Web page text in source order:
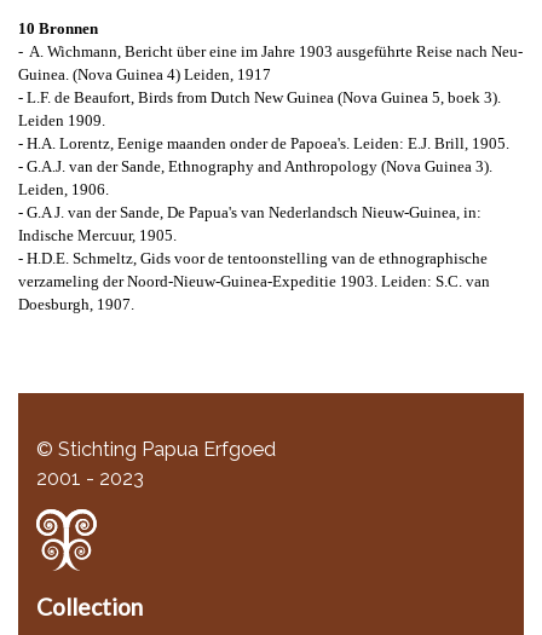
10 Bronnen
- A. Wichmann, Bericht über eine im Jahre 1903 ausgeführte Reise nach Neu-
Guinea. (Nova Guinea 4) Leiden, 1917
- L.F. de Beaufort, Birds from Dutch New Guinea (Nova Guinea 5, boek 3).
Leiden 1909.
- H.A. Lorentz, Eenige maanden onder de Papoea's . Leiden: E.J. Brill, 1905.
- G.A.J. van der Sande, Ethnography and Anthropology (Nova Guinea 3).
Leiden, 1906.
- G.A J. van der Sande, De Papua's van Nederlandsch Nieuw-Guinea , in:
Indische Mercuur, 1905.
- H.D.E. Schmeltz, Gids voor de tentoonstelling van de ethnographische
verzameling der Noord-Nieuw-Guinea-Expeditie 1903 . Leiden: S.C. van
Doesburgh, 1907.
© Stichting Papua Erfgoed
2001 - 2023
Collection